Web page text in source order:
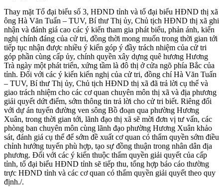
Thay mặt Tổ đại biểu số 3, HĐND tỉnh và tổ đại biểu HĐND thị xã
ông Hà Văn Tuấn – TUV, Bí thư Thị ủy, Chủ tịch HĐND thị xã ghi
nhận và đánh giá cao các ý kiến tham gia phát biểu, phản ánh, kiến
nghị chính đáng của cử tri, đồng thời mong muốn trong thời gian tới
tiếp tục nhận được nhiều ý kiến góp ý đầy trách nhiệm của cử tri
góp phần cùng cấp ủy, chính quyền xây dựng quê hương Hương
Trà ngày một phát triển, xứng tầm là đô thị ở cửa ngõ phía Bắc của
tỉnh. Đối với các ý kiến kiến nghị của cử tri, đồng chí Hà Văn Tuấn
– TUV, Bí thư Thị ủy, Chủ tịch HĐND thị xã đã trả lời cụ thể và
giao trách nhiệm cho các cơ quan chuyên môn thị xã và địa phương
giải quyết dứt điểm, sớm thông tin trả lời cho cử tri biết. Riêng đối
với dự án tuyến đường ven sông Bồ đoạn qua phường Hương
Xuân, trong thời gian tới, lãnh đạo thị xã sẽ mời đơn vị tư vấn, các
phòng ban chuyên môn cùng lãnh đạo phường Hương Xuân khảo
sát, đánh giá cụ thể để sớm đề xuất cơ quan có thẩm quyền sớm điều
chỉnh hướng tuyến phù hợp, tạo sự đồng thuận trong nhân dân địa
phương. Đối với các ý kiến thuộc thẩm quyền giải quyết của cấp
tỉnh, tổ đại biểu HĐND tỉnh sẽ tiếp thu, tổng hợp báo cáo thường
trực HĐND tỉnh và các cơ quan có thẩm quyền giải quyết theo quy
định./.